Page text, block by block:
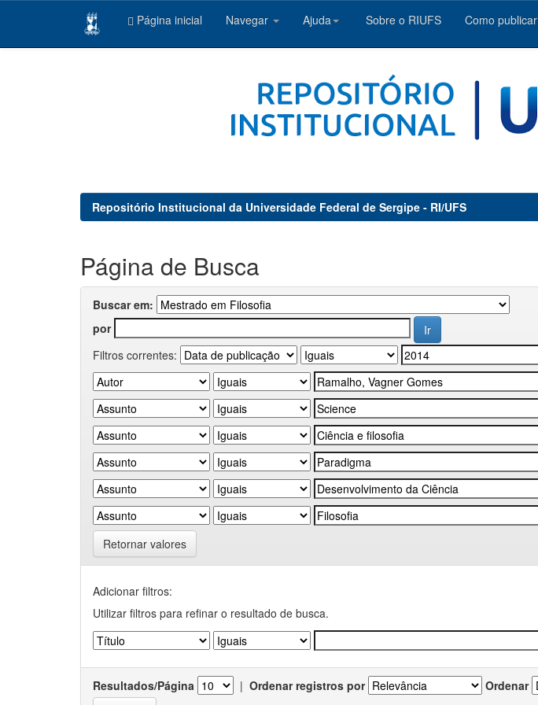
Página inicial Navegar Ajuda Sobre o RIUFS Como publicar
Repositório Institucional da Universidade Federal de Sergipe - RI/UFS
Página de Busca
Buscar em:
por
Filtros correntes:
Retornar valores
Adicionar filtros:
Utilizar filtros para refinar o resultado de busca.
Resultados/Página | Ordenar registros por Ordenar